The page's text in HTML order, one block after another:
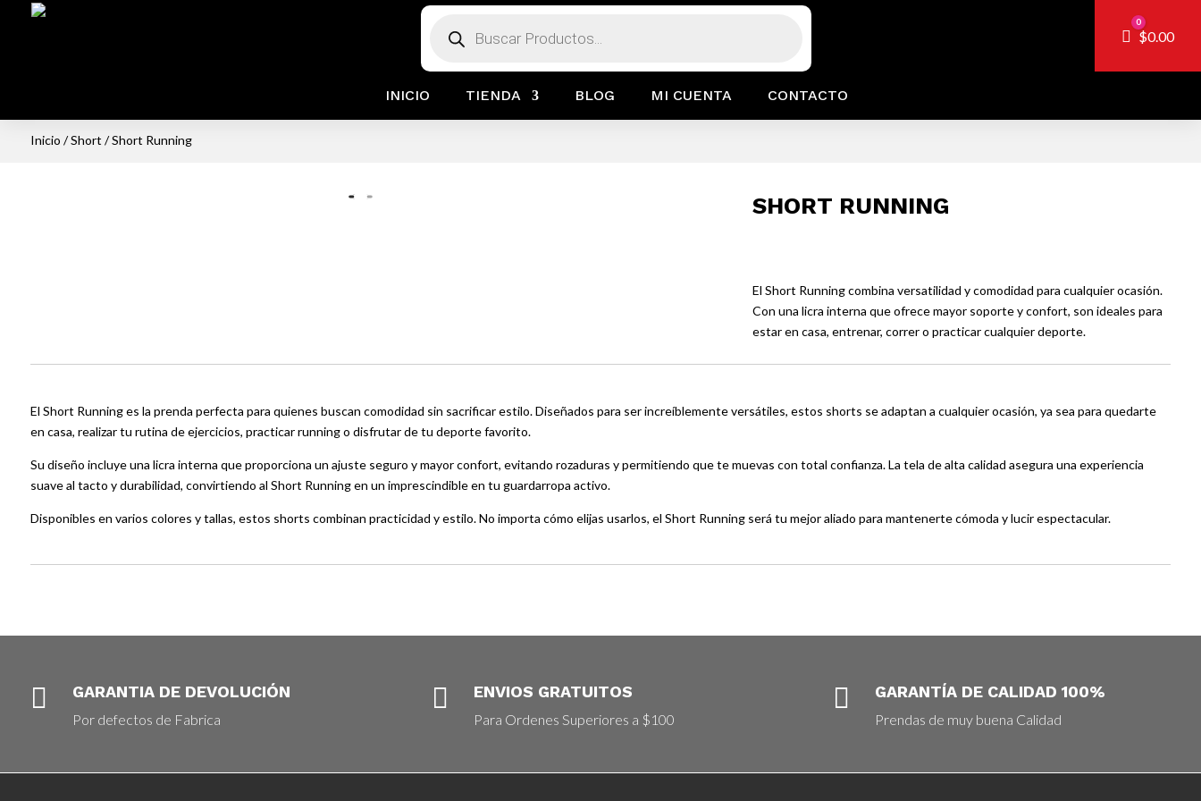
productos
Carro
0
$0.00
INICIO TIENDA BLOG MI CUENTA CONTACTO
Inicio /Short / Short Running
SHORT RUNNING
El Short Running combina versatilidad y comodidad para cualquier ocasión.
Con una licra interna que ofrece mayor soporte y confort, son ideales para
estar en casa, entrenar, correr o practicar cualquier deporte.
El Short Running es la prenda perfecta para quienes buscan comodidad sin sacrificar estilo. Diseñados para ser increíblemente versátiles, estos shorts se adaptan a cualquier ocasión, ya sea para quedarte
en casa, realizar tu rutina de ejercicios, practicar running o disfrutar de tu deporte favorito.
Su diseño incluye una licra interna que proporciona un ajuste seguro y mayor confort, evitando rozaduras y permitiendo que te muevas con total confianza. La tela de alta calidad asegura una experiencia
suave al tacto y durabilidad, convirtiendo al Short Running en un imprescindible en tu guardarropa activo.
Disponibles en varios colores y tallas, estos shorts combinan practicidad y estilo. No importa cómo elijas usarlos, el Short Running será tu mejor aliado para mantenerte cómoda y lucir espectacular.
 GARANTIA DE DEVOLUCIÓN
Por defectos de Fabrica
 ENVIOS GRATUITOS
Para Ordenes Superiores a $100
 GARANTÍA DE CALIDAD 100%
Prendas de muy buena Calidad